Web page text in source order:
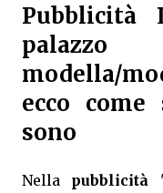
Pubblicità
modella/
ecco
sono
Nella pubblicità